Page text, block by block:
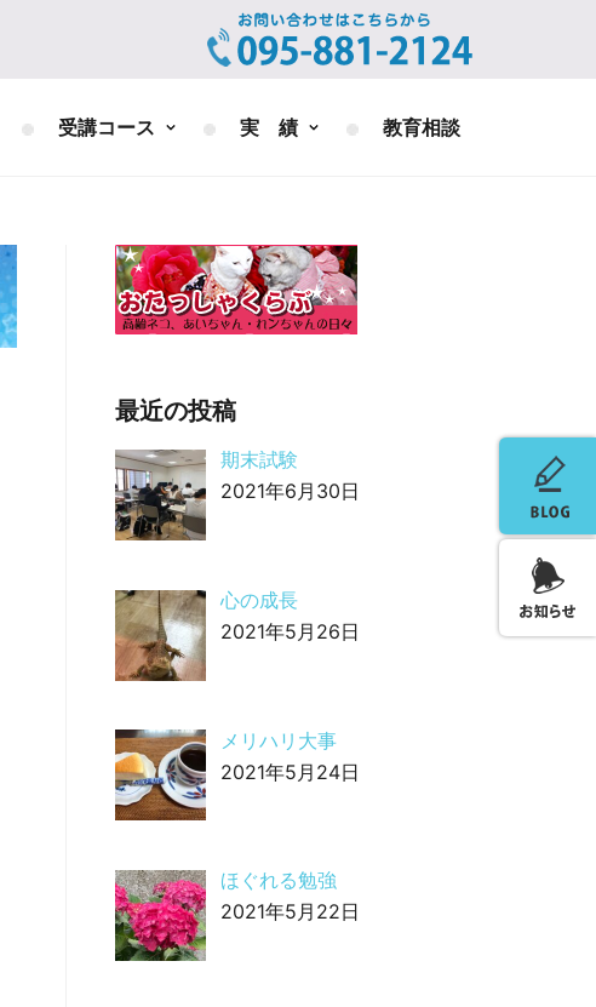
受講コース 実 績 教育相談
最近の投稿
期末試験
2021年6月30日
心の成長
2021年5月26日
メリハリ大事
2021年5月24日
ほぐれる勉強
2021年5月22日